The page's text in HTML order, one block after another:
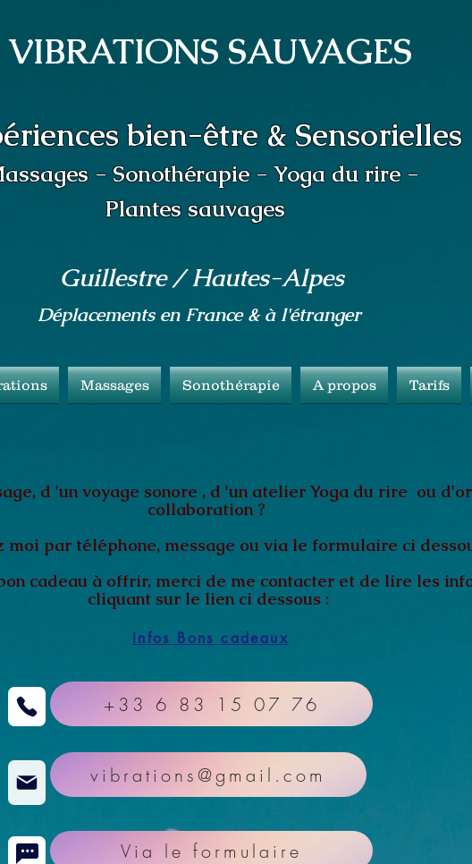
VIBRATIONS SAUVAGES
bien-être & Sensorielles
- Sonothérapie - Yoga du rire -
Plantes sauvages
Guillestre / Hautes-Alpes
Déplacements en France & à l'étranger
Massages Sonothérapie A propos Tarifs
d 'un voyage sonore , d 'un atelier Yoga du rire ou
collaboration ?
moi par téléphone, message ou via le formulaire ci
cadeau à offrir, merci de me contacter et de lire les
cliquant sur le lien ci dessous :
Infos Bons cadeaux
+33 6 83 15 07 76
vibrations@gmail.com
Via le formulaire